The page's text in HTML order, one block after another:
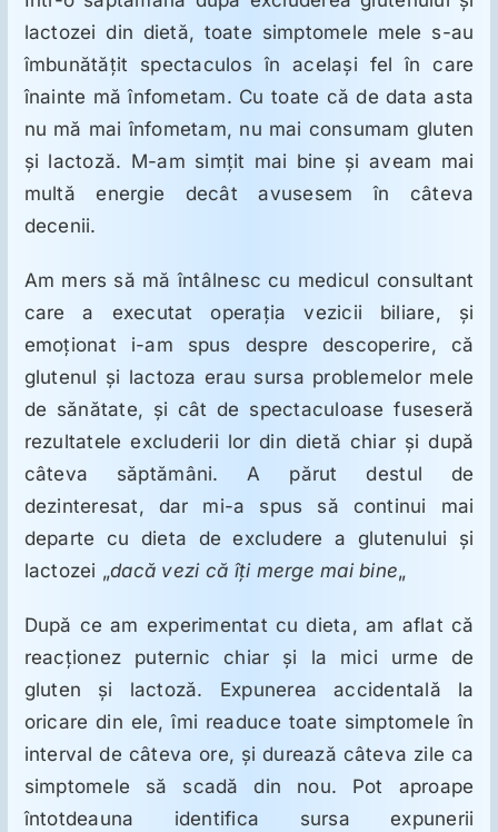
lactozei din dietă, toate simptomele mele s-au
îmbunătăţit spectaculos în acelaşi fel în care
înainte mă înfometam. Cu toate că de data asta
nu mă mai înfometam, nu mai consumam gluten
şi lactoză. M-am simţit mai bine şi aveam mai
multă energie decât avusesem în câteva
decenii.
Am mers să mă întâlnesc cu medicul consultant
care a executat operaţia vezicii biliare, şi
emoţionat i-am spus despre descoperire, că
glutenul şi lactoza erau sursa problemelor mele
de sănătate, şi cât de spectaculoase fuseseră
rezultatele excluderii lor din dietă chiar şi după
câteva săptămâni. A părut destul de
dezinteresat, dar mi-a spus să continui mai
departe cu dieta de excludere a glutenului şi
lactozei „dacă vezi că îţi merge mai bine„
După ce am experimentat cu dieta, am aflat că
reacţionez puternic chiar şi la mici urme de
gluten şi lactoză. Expunerea accidentală la
oricare din ele, îmi readuce toate simptomele în
interval de câteva ore, şi durează câteva zile ca
simptomele să scadă din nou. Pot aproape
întotdeauna identifica sursa expunerii